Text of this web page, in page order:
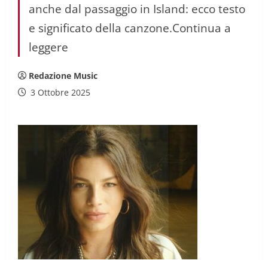
anche dal passaggio in Island: ecco testo
e significato della canzone.Continua a
leggere
Redazione Music
3 Ottobre 2025